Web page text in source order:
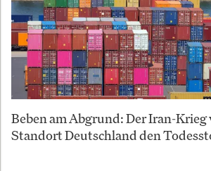
Beben am Abgrund: Der Iran-
Standort Deutschland den